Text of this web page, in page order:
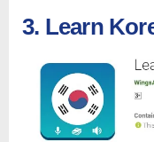
3. Learn